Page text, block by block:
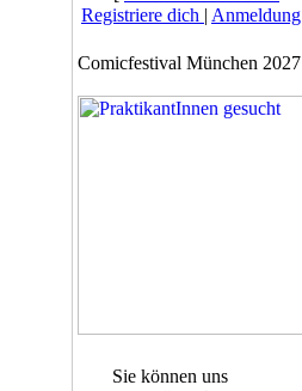
Registriere dich | Anmeldung
Comicfestival München 2027
Sie können uns